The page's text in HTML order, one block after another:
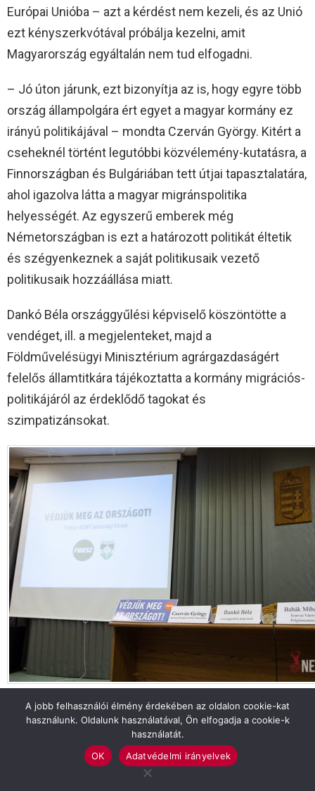
Európai Unióba – azt a kérdést nem kezeli, és az Unió
ezt kényszerkvótával próbálja kezelni, amit
Magyarország egyáltalán nem tud elfogadni.
– Jó úton járunk, ezt bizonyítja az is, hogy egyre több
ország állampolgára ért egyet a magyar kormány ez
irányú politikájával – mondta Czerván György. Kitért a
cseheknél történt legutóbbi közvélemény-kutatásra, a
Finnországban és Bulgáriában tett útjai tapasztalatára,
ahol igazolva látta a magyar migránspolitika
helyességét. Az egyszerű emberek még
Németországban is ezt a határozott politikát éltetik
és szégyenkeznek a saját politikusaik vezető
politikusaik hozzáállása miatt.
Dankó Béla országgyűlési képviselő köszöntötte a
vendéget, ill. a megjelenteket, majd a
Földművelésügyi Minisztérium agrárgazdaságért
felelős államtitkára tájékoztatta a kormány migrációs-
politikájáról az érdeklődő tagokat és
szimpatizánsokat.
Tekintse meg galériánkat!
CZERVÁN GYÖRGY DANKÓ BÉLA
FIDESZ
SZARVAS
Previous article
A jobb felhasználói élmény érdekében az oldalon cookie-kat
használunk. Oldalunk használatával, Ön elfogadja a cookie-k
használatát.
OK
Adatvédelmi irányelvek